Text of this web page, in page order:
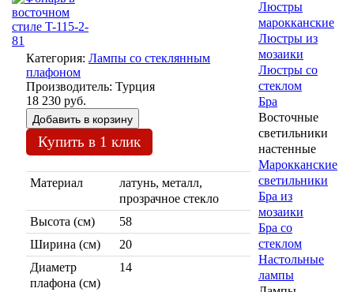
Категория: Лампы со стеклянным
плафоном
Производитель: Турция
18 230 руб.
Купить в 1 клик
Материал
латунь, металл,
прозрачное стекло
Высота (см)
58
Ширина (см)
20
Диаметр
плафона (см)
14
Люстры
марокканские
Люстры из
мозаики
Люстры со
стеклом
Бра
Восточные
светильники
настенные
Марокканские
светильники
Бра из
мозаики
Бра со
стеклом
Настольные
лампы